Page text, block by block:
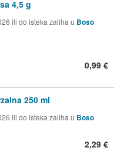
4,5 g
ili do isteka zaliha u Boso
0,99 €
250 ml
ili do isteka zaliha u Boso
2,29 €